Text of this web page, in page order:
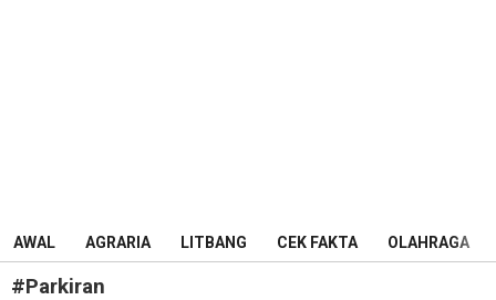
AWAL AGRARIA LITBANG CEK FAKTA OLAHRAGA
#Parkiran